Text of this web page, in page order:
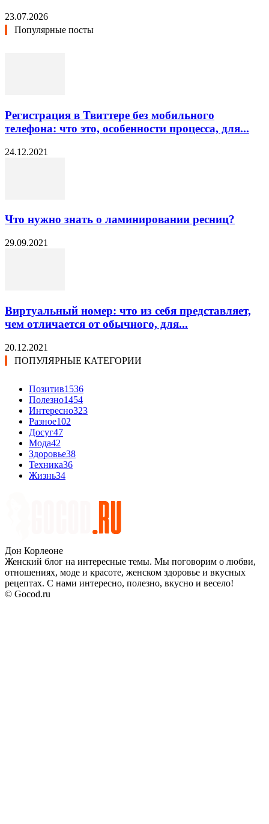
23.07.2026
Популярные посты
Регистрация в Твиттере без мобильного
телефона: что это, особенности процесса, для...
24.12.2021
Что нужно знать о ламинировании ресниц?
29.09.2021
Виртуальный номер: что из себя представляет,
чем отличается от обычного, для...
20.12.2021
ПОПУЛЯРНЫЕ КАТЕГОРИИ
Позитив1536
Полезно1454
Интересно323
Разное102
Досуг47
Мода42
Здоровье38
Техника36
Жизнь34
Дон Корлеоне
Женский блог на интересные темы. Мы поговорим о любви,
отношениях, моде и красоте, женском здоровье и вкусных
рецептах. С нами интересно, полезно, вкусно и весело!
© Gocod.ru